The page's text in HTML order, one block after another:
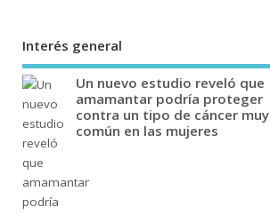
Interés general
Un nuevo estudio reveló que
amamantar podría proteger
contra un tipo de cáncer muy
común en las mujeres